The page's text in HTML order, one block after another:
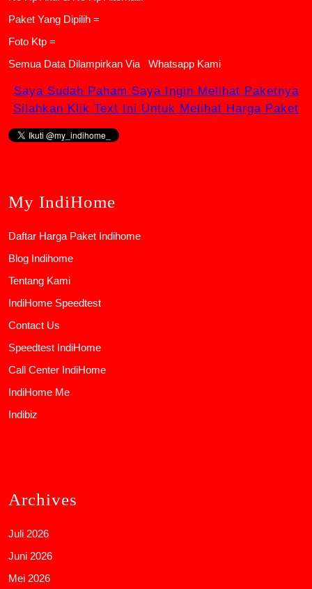
Paket Yang Dipilih =
Foto Ktp =
Semua Data Dilampirkan Via
Whatsapp Kami
Saya Sudah Paham Saya Ingin Melihat Paketnya
Silahkan Klik Text Ini Untuk Melihat Harga Paket
My IndiHome
Daftar Harga Paket Indihome
Blog Indihome
Tentang Kami
IndiHome Speedtest
Contact Us
Speedtest IndiHome
Call Center IndiHome
IndiHome Me
Indibiz
Archives
Juli 2026
Juni 2026
Mei 2026